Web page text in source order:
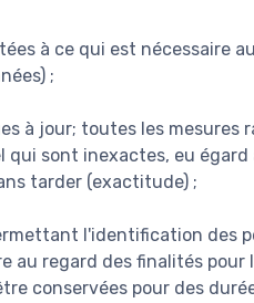
à ce qui est nécessaire
;
à jour; toutes les mesures
qui sont inexactes, eu
tarder (exactitude) ;
l'identification des
au regard des finalités
conservées pour des